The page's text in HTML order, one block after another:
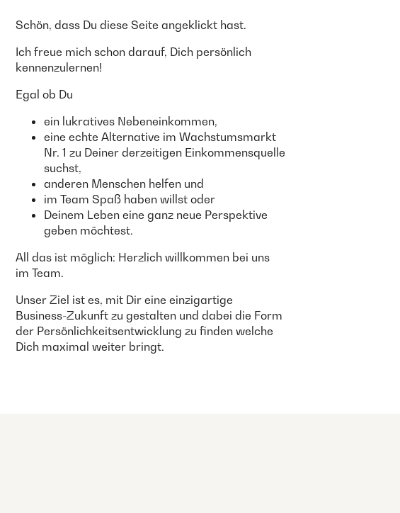
Schön, dass Du diese Seite angeklickt hast.
Ich freue mich schon darauf, Dich persönlich
kennenzulernen!
Egal ob Du
ein lukratives Nebeneinkommen,
eine echte Alternative im Wachstumsmarkt
Nr. 1 zu Deiner derzeitigen Einkommensquelle
suchst,
anderen Menschen helfen und
im Team Spaß haben willst oder
Deinem Leben eine ganz neue Perspektive
geben möchtest.
All das ist möglich: Herzlich willkommen bei uns
im Team.
Unser Ziel ist es, mit Dir eine einzigartige
Business-Zukunft zu gestalten und dabei die Form
der Persönlichkeitsentwicklung zu finden welche
Dich maximal weiter bringt.